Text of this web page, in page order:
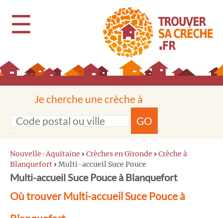
☰
Je cherche une crèche à
GO
Nouvelle-Aquitaine › Crèches en Gironde › Crèche à
Blanquefort › Multi-accueil Suce Pouce
Multi-accueil Suce Pouce à Blanquefort
Où trouver Multi-accueil Suce Pouce à